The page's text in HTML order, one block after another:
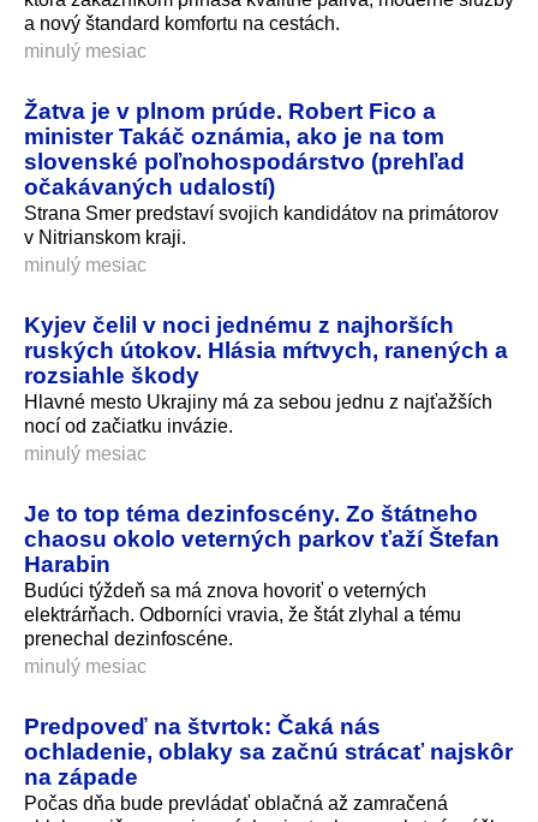
a nový štandard komfortu na cestách.
minulý mesiac
Žatva je v plnom prúde. Robert Fico a
minister Takáč oznámia, ako je na tom
slovenské poľnohospodárstvo (prehľad
očakávaných udalostí)
Strana Smer predstaví svojich kandidátov na primátorov
v Nitrianskom kra­ji.
minulý mesiac
Kyjev čelil v noci jednému z najhorších
ruských útokov. Hlásia mŕtvych, ranených a
rozsiahle škody
Hlavné mesto Ukrajiny má za sebou jednu z najťažších
nocí od začiatku invázie.
minulý mesiac
Je to top téma dezinfoscény. Zo štátneho
chaosu okolo veterných parkov ťaží Štefan
Harabin
Budúci týždeň sa má znova hovoriť o veterných
elektrárňach. Odborníci vravia, že štát zlyhal a tému
prenechal dezinfoscéne.
minulý mesiac
Predpoveď na štvrtok: Čaká nás
ochladenie, oblaky sa začnú strácať najskôr
na západe
Počas dňa bude prevládať oblačná až zamračená